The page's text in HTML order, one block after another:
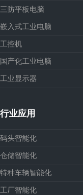
三防平板电脑
嵌入式工业电脑
工控机
国产化工业电脑
工业显示器
行业应用
码头智能化
仓储智能化
特种车辆智能化
工厂智能化